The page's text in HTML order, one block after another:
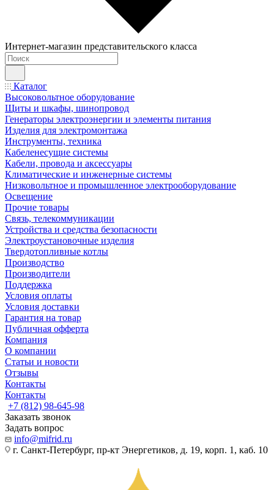
Интернет-магазин представительского класса
Каталог
Высоковольтное оборудование
Щиты и шкафы, шинопровод
Генераторы электроэнергии и элементы питания
Изделия для электромонтажа
Инструменты, техника
Кабеленесущие системы
Кабели, провода и аксессуары
Климатические и инженерные системы
Низковольтное и промышленное электрооборудование
Освещение
Прочие товары
Связь, телекоммуникации
Устройства и средства безопасности
Электроустановочные изделия
Твердотопливные котлы
Производство
Производители
Поддержка
Условия оплаты
Условия доставки
Гарантия на товар
Публичная офферта
Компания
О компании
Статьи и новости
Отзывы
Контакты
Контакты
+7 (812) 98-645-98
Заказать звонок
Задать вопрос
info@mifrid.ru
г. Санкт-Петербург, пр-кт Энергетиков, д. 19, корп. 1, каб. 10